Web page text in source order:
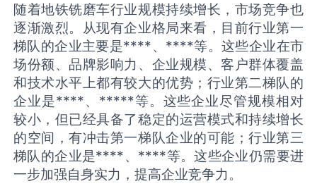
随着地铁铣磨车行业规模持续增长，市场竞争也
逐渐激烈。从现有企业格局来看，目前行业第一
梯队的企业主要是****、****等。这些企业在市
场份额、品牌影响力、企业规模、客户群体覆盖
和技术水平上都有较大的优势；行业第二梯队的
企业是****、*****等。这些企业尽管规模相对
较小，但已经具备了稳定的运营模式和持续增长
的空间，有冲击第一梯队企业的可能；行业第三
梯队的企业是****、****等。这些企业仍需要进
一步加强自身实力，提高企业竞争力。